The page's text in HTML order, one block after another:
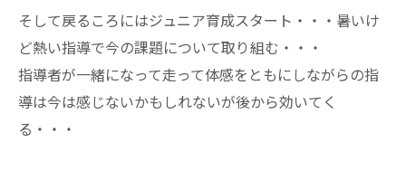
そして戻るころにはジュニア育成スタート・・・暑いけ
ど熱い指導で今の課題について取り組む・・・
指導者が一緒になって走って体感をともにしながらの指
導は今は感じないかもしれないが後から効いてく
る・・・